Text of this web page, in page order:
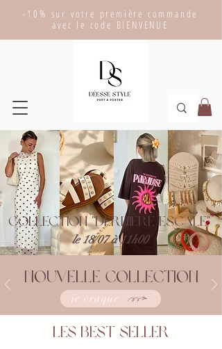
-10% sur votre première commande
avec le code BIENVENUE
collection "dernière escale"
le 18/07 à 11h00
Nouvelle collection
je craque
Les best seller